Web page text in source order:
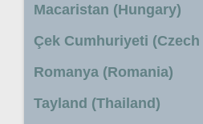
Macaristan (Hungary)
Çek Cumhuriyeti
Romanya (Romania)
Tayland (Thailand)